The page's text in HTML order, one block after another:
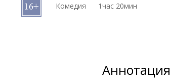
B2B Комедия 1час 20мин
Аннотация